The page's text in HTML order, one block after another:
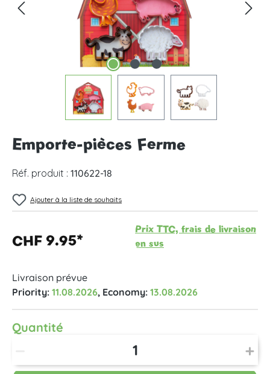
Emporte-pièces Ferme
Réf. produit : 110622-18
Ajouter à la liste de souhaits
CHF 9.95*
Prix TTC, frais de livraison
en sus
Livraison prévue
Priority: 11.08.2026, Economy: 13.08.2026
Quantité